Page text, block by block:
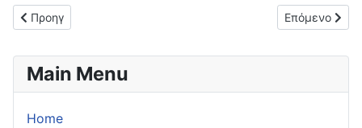
Προηγούμενο άρθρο: Mε επιτυχία το 2o Αether Festival στο
Προηγ Επόμενο
Επόμενο
Main Menu
Home